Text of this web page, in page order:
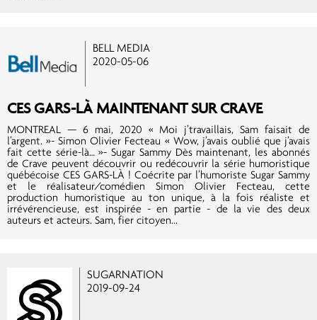
BELL MEDIA
2020-05-06
CES GARS-LÀ MAINTENANT SUR CRAVE
MONTREAL — 6 mai, 2020 « Moi j’travaillais, Sam faisait de
l’argent. »- Simon Olivier Fecteau « Wow, j’avais oublié que j’avais
fait cette série-là… »- Sugar Sammy Dès maintenant, les abonnés
de Crave peuvent découvrir ou redécouvrir la série humoristique
québécoise CES GARS-LÀ ! Coécrite par l’humoriste Sugar Sammy
et le réalisateur/comédien Simon Olivier Fecteau, cette
production humoristique au ton unique, à la fois réaliste et
irrévérencieuse, est inspirée - en partie - de la vie des deux
auteurs et acteurs. Sam, fier citoyen...
SUGARNATION
2019-09-24